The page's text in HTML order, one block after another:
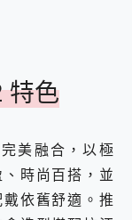
特色
美融合，以極
時尚百搭，並
依舊舒適。推